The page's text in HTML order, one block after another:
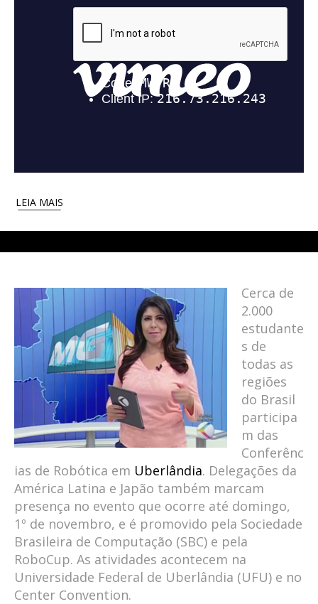
LEIA MAIS
Cerca de
2.000
estudante
s de
todas as
regiões
do Brasil
participa
m das
Conferênc
ias de Robótica em Uberlândia. Delegações da
América Latina e Japão também marcam
presença no evento que ocorre até domingo,
1º de novembro, e é promovido pela Sociedade
Brasileira de Computação (SBC) e pela
RoboCup. As atividades acontecem na
Universidade Federal de Uberlândia (UFU) e no
Center Convention.